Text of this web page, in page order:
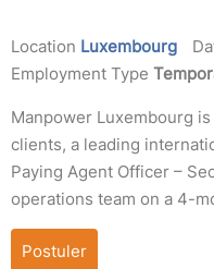
Location Luxembourg
Employment Type
Manpower Luxembourg
clients, a leading
Paying Agent Officer –
operations team on a 4-
Postuler